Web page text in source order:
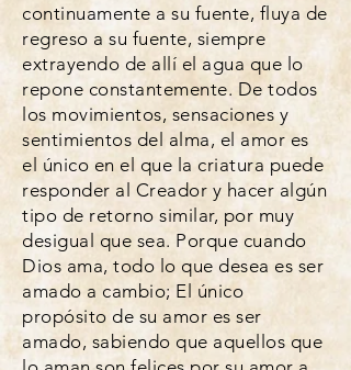
continuamente a su fuente, fluya de
regreso a su fuente, siempre
extrayendo de allí el agua que lo
repone constantemente. De todos
los movimientos, sensaciones y
sentimientos del alma, el amor es
el único en el que la criatura puede
responder al Creador y hacer algún
tipo de retorno similar, por muy
desigual que sea. Porque cuando
Dios ama, todo lo que desea es ser
amado a cambio; El único
propósito de su amor es ser
amado, sabiendo que aquellos que